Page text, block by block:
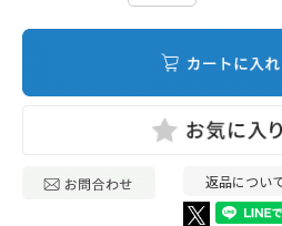
返品につい